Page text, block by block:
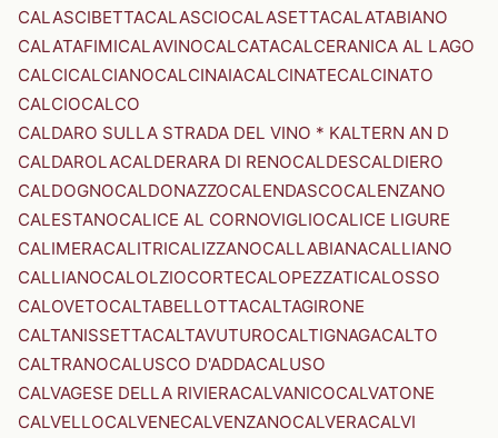
CALASCIBETTACALASCIOCALASETTACALATABIANO
CALATAFIMICALAVINOCALCATACALCERANICA AL LAGO
CALCICALCIANOCALCINAIACALCINATECALCINATO
CALCIOCALCO
CALDARO SULLA STRADA DEL VINO * KALTERN AN D
CALDAROLACALDERARA DI RENOCALDESCALDIERO
CALDOGNOCALDONAZZOCALENDASCOCALENZANO
CALESTANOCALICE AL CORNOVIGLIOCALICE LIGURE
CALIMERACALITRICALIZZANOCALLABIANACALLIANO
CALLIANOCALOLZIOCORTECALOPEZZATICALOSSO
CALOVETOCALTABELLOTTACALTAGIRONE
CALTANISSETTACALTAVUTUROCALTIGNAGACALTO
CALTRANOCALUSCO D'ADDACALUSO
CALVAGESE DELLA RIVIERACALVANICOCALVATONE
CALVELLOCALVENECALVENZANOCALVERACALVI